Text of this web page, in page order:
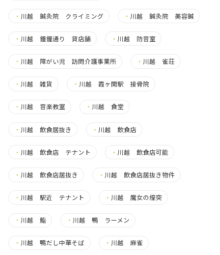
・ 川越 鍼灸院 クライミング ・ 川越 鍼灸院 美容鍼
・ 川越 鐘鐘通り 貸店舗 ・ 川越 防音室
・ 川越 障がい児 訪問介護事業所 ・ 川越 雀荘
・ 川越 雑貨 ・ 川越 霞ヶ関駅 接骨院
・ 川越 音楽教室 ・ 川越 食堂
・ 川越 飲食居抜き ・ 川越 飲食店
・ 川越 飲食店 テナント ・ 川越 飲食店可能
・ 川越 飲食店居抜き ・ 川越 飲食店居抜き物件
・ 川越 駅近 テナント ・ 川越 魔女の煙突
・ 川越 鮨 ・ 川越 鴨 ラーメン
・ 川越 鴨だし中華そば ・ 川越 麻雀